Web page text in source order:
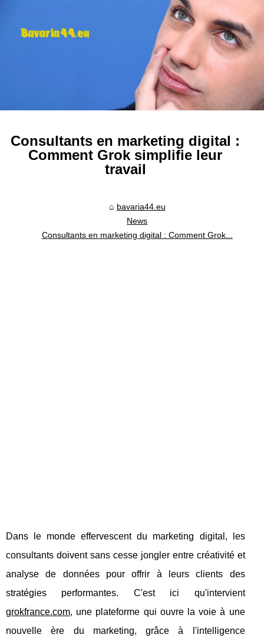
Consultants en marketing digital :
Comment Grok simplifie leur
travail
bavaria44.eu
News
Consultants en marketing digital : Comment Grok...
Dans le monde effervescent du marketing digital, les
consultants doivent sans cesse jongler entre créativité et
analyse de données pour offrir à leurs clients des
stratégies performantes. C'est ici qu'intervient
grokfrance.com, une plateforme qui ouvre la voie à une
nouvelle ère du marketing, grâce à l'intelligence